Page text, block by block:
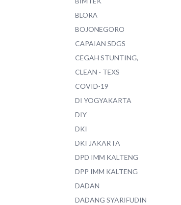
BLORA
BOJONEGORO
CAPAIAN SDGS
CEGAH STUNTING,
CLEAN - TEXS
COVID-19
DI YOGYAKARTA
DIY
DKI
DKI JAKARTA
DPD IMM KALTENG
DPP IMM KALTENG
DADAN
DADANG SYARIFUDIN